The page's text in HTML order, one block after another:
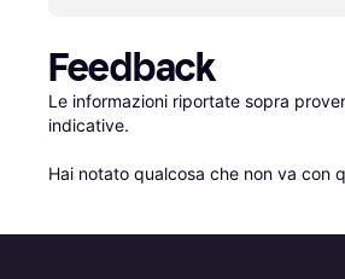
Feedback
Le informazioni riportate sopra
indicative.
Hai notato qualcosa che non va con